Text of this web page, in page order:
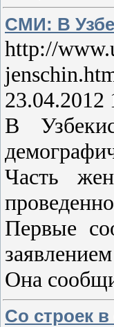
СМИ: В
http://
В
Часть
Первые
Она
Со строек